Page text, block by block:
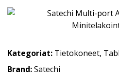
Kategoriat: Tietokoneet,
Brand:Satechi